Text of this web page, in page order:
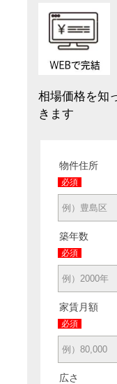
相場価格を知
きます
物件住所
必須
築年数
必須
家賃月額
必須
広さ